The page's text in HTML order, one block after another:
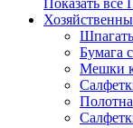
Показать
Бумага
Мешки
Полотна